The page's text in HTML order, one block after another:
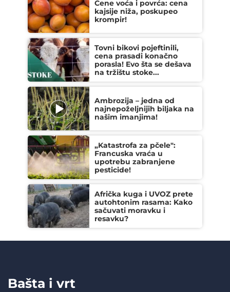
Cene voća i povrća: cena
kajsije niža, poskupeo
krompir!
Tovni bikovi pojeftinili,
cena prasadi konačno
porasla! Evo šta se dešava
na tržištu stoke...
Ambrozija – jedna od
najnepoželjnijih biljaka na
našim imanjima!
„Katastrofa za pčele":
Francuska vraća u
upotrebu zabranjene
pesticide!
Afrička kuga i UVOZ prete
autohtonim rasama: Kako
sačuvati moravku i
resavku?
Bašta i vrt